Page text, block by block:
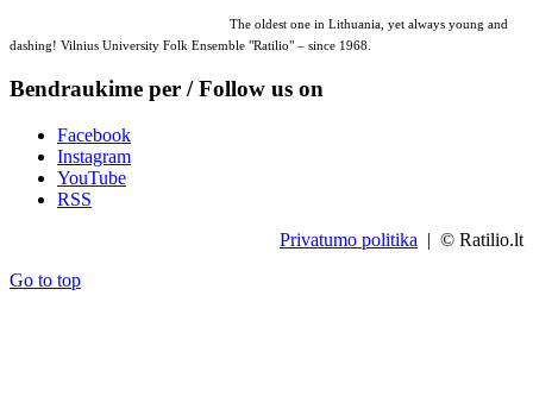
The oldest one in Lithuania, yet always young and
dashing! Vilnius University Folk Ensemble "Ratilio" – since 1968.
Bendraukime per / Follow us on
Facebook
Instagram
YouTube
RSS
Privatumo politika | © Ratilio.lt
Go to top